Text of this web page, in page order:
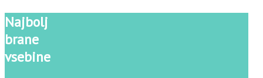
Najbolj
brane
vsebine